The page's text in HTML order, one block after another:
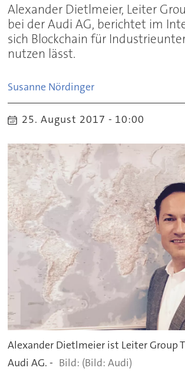
Alexander Dietlmeier, Leiter
bei der Audi AG, berichtet im
sich Blockchain für
nutzen lässt.
Susanne Nördinger
25. August 2017 - 10:00
Alexander Dietlmeier ist Leiter Group
Audi AG. -
(Bild: Audi)